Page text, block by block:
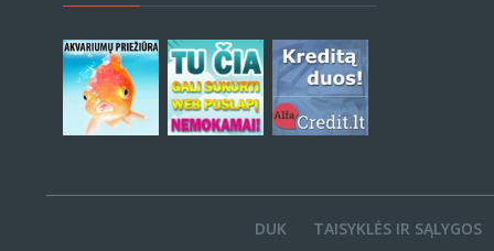
DUK TAISYKLĖS IR SĄLYGOS